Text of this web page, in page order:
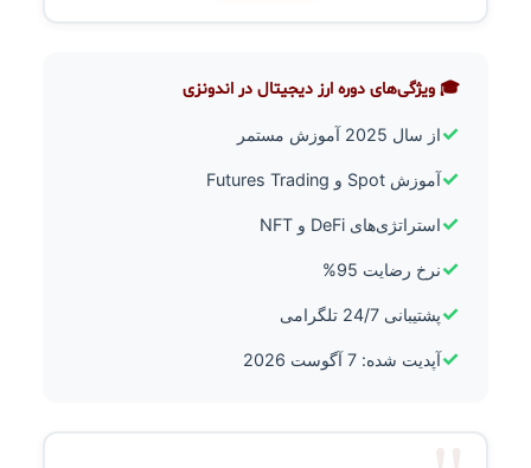
🎓 ویژگی‌های دوره ارز دیجیتال در اندونزی
✓از سال 2025 آموزش مستمر
✓آموزش Spot و Futures Trading
✓استراتژی‌های DeFi و NFT
✓نرخ رضایت 95%
✓پشتیبانی 24/7 تلگرامی
✓آپدیت شده: 7 آگوست 2026